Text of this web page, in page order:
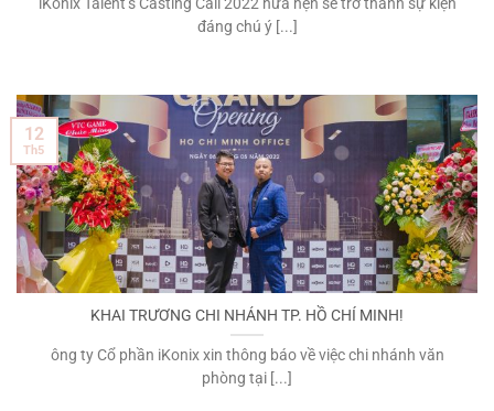
iKonix Talent’s Casting Call 2022 hứa hẹn sẽ trở thành sự kiện
đáng chú ý [...]
KHAI TRƯƠNG CHI NHÁNH TP. HỒ CHÍ MINH!
ông ty Cổ phần iKonix xin thông báo về việc chi nhánh văn
phòng tại [...]
12
Th5